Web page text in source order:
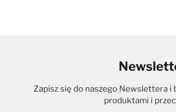
Zapisz się do naszego Newslettera i
produktami i